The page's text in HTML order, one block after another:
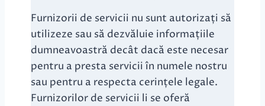
Furnizorii de servicii nu sunt autorizați să
utilizeze sau să dezvăluie informațiile
dumneavoastră decât dacă este necesar
pentru a presta servicii în numele nostru
sau pentru a respecta cerințele legale.
Furnizorilor de servicii li se oferă